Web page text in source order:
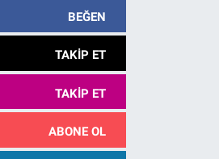
BEĞEN
TAKIP ET
TAKIP ET
ABONE OL